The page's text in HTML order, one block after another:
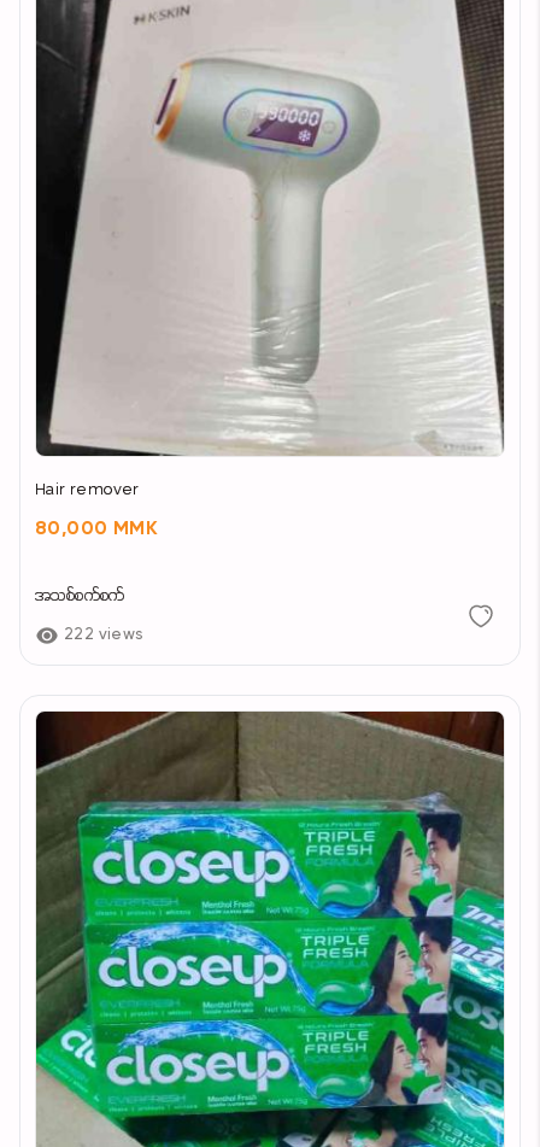
‎🍃သဘာဝ Tea Tree oilနဲ့ပြုလုပ်ထားလို့အရေပြား
အတွင်လွှာထိစိမ့်ဝင်နိုင်ပြီး ဝက်ခြံတွေကို ခြောက်ကပ်စေပါ
တယ်
‎🤭ဝ​က်ခြံအဖုကြီးတွေပေါ်မှာဆိုနည်းနည်းတို့ပေးထားလိုက််
ရင် 3ရက်လောက်နဲ့ချပ်သွားစေတယ်
‎🤩မျက်နှာသစ်ပြီးတာနဲ့ Tea Tree Gel လေးကိုလိုအပ်တဲ့
နေရာမှာလိမ်းပေးပါနော် တစ်နေ့နှစ်ကြိမ်းလိမ်းပေးရင်ပို
သိသာလာစေပါတယ်နော်ph09983522957
Hair remover
80,000 MMK
အသစ်စက်စက်
222 views